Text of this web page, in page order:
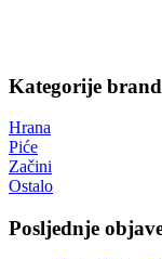
Kategorije
Hrana
Piće
Začini
Ostalo
Posljednje